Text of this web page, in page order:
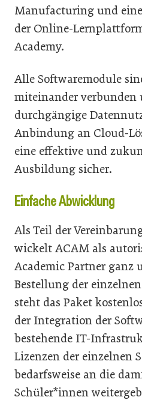
Manufacturing und
der Online-
Academy.
Alle Softwaremodule
miteinander verbunden
durchgängige
Anbindung an Cloud-
eine effektive und
Ausbildung sicher.
Einfache Abwicklung
Als Teil der
wickelt ACAM als
Academic Partner ganz
Bestellung der
steht das Paket
der Integration der
bestehende IT-
Lizenzen der einzelnen
bedarfsweise an die
Schüler*innen